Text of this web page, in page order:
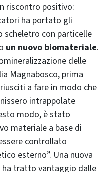
riscontro positivo:
ha portato gli
scheletro con particelle
un nuovo biomateriale.
delle
Magnabosco, prima
a fare in modo che
intrappolate
modo, è stato
materiale a base di
controllato
esterno”. Una nuova
ha tratto vantaggio dalle